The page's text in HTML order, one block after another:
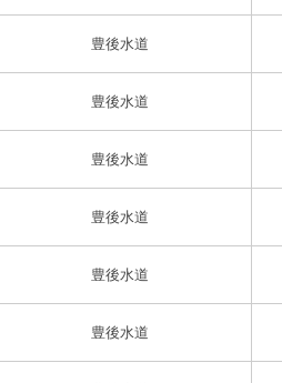
豊後水道
豊後水道
豊後水道
豊後水道
豊後水道
豊後水道